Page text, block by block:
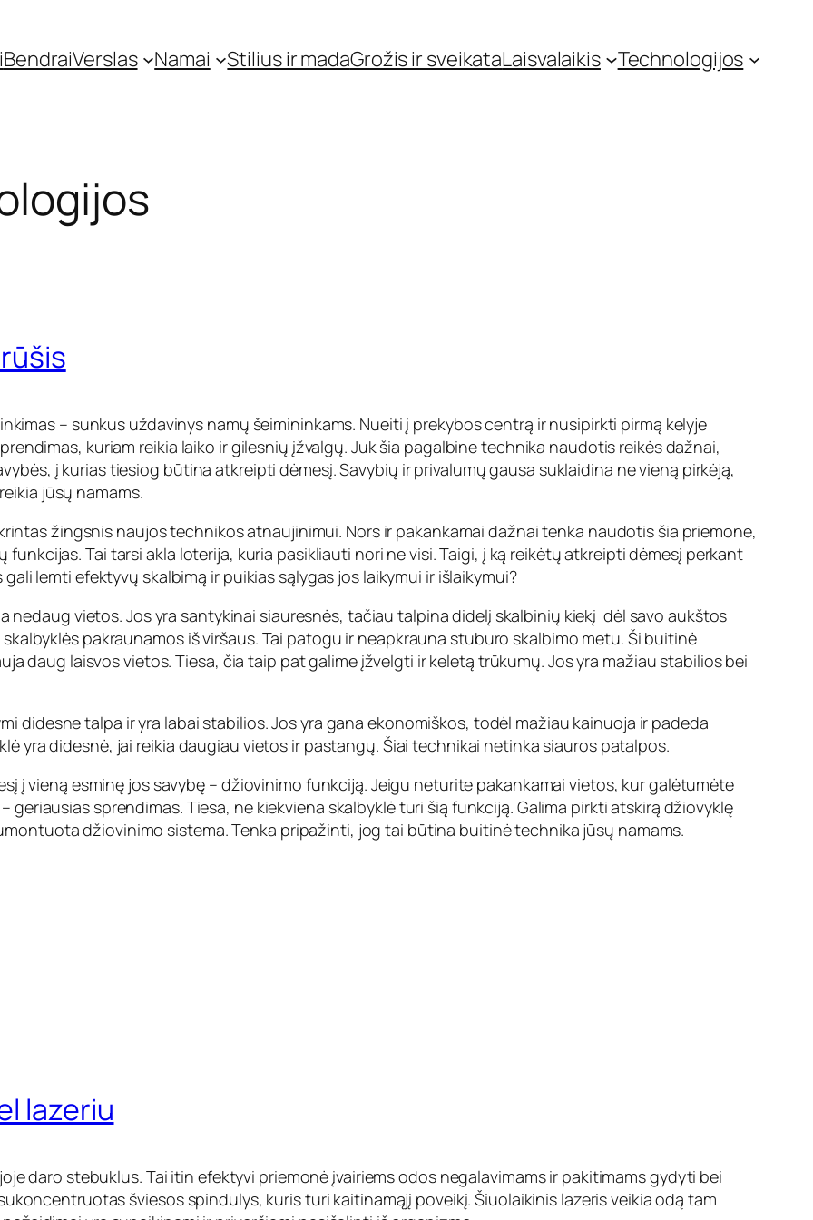
BendraiVerslas Namai Stilius ir madaGrožis ir sveikataLaisvalaikis Technologijos
– sunkus uždavinys namų šeimininkams. Nueiti į prekybos centrą ir nusipirkti pirmą kelyje
kuriam reikia laiko ir gilesnių įžvalgų. Juk šia pagalbine technika naudotis reikės dažnai,
į kurias tiesiog būtina atkreipti dėmesį. Savybių ir privalumų gausa suklaidina ne vieną pirkėją,
jūsų namams.
žingsnis naujos technikos atnaujinimui. Nors ir pakankamai dažnai tenka naudotis šia priemone,
Tai tarsi akla loterija, kuria pasikliauti nori ne visi. Taigi, į ką reikėtų atkreipti dėmesį perkant
lemti efektyvų skalbimą ir puikias sąlygas jos laikymui ir išlaikymui?
nedaug vietos. Jos yra santykinai siauresnės, tačiau talpina didelį skalbinių kiekį dėl savo aukštos
pakraunamos iš viršaus. Tai patogu ir neapkrauna stuburo skalbimo metu. Ši buitinė
daug laisvos vietos. Tiesa, čia taip pat galime įžvelgti ir keletą trūkumų. Jos yra mažiau stabilios bei
didesne talpa ir yra labai stabilios. Jos yra gana ekonomiškos, todėl mažiau kainuoja ir padeda
yra didesnė, jai reikia daugiau vietos ir pastangų. Šiai technikai netinka siauros patalpos.
į vieną esminę jos savybę – džiovinimo funkciją. Jeigu neturite pakankamai vietos, kur galėtumėte
geriausias sprendimas. Tiesa, ne kiekviena skalbyklė turi šią funkciją. Galima pirkti atskirą džiovyklę
džiovinimo sistema. Tenka pripažinti, jog tai būtina buitinė technika jūsų namams.
lazeriu
daro stebuklus. Tai itin efektyvi priemonė įvairiems odos negalavimams ir pakitimams gydyti bei
šviesos spindulys, kuris turi kaitinamąjį poveikį. Šiuolaikinis lazeris veikia odą tam